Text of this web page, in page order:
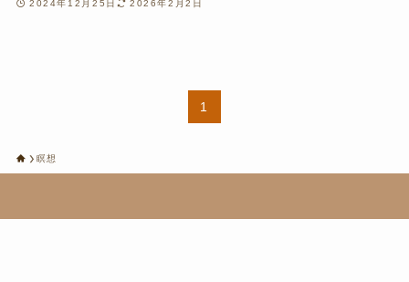
2024年12月25日 2026年2月2日
1
瞑想